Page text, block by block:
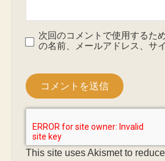
次回のコメントで使用するた
の名前、メールアドレス、サ
This site uses Akismet to